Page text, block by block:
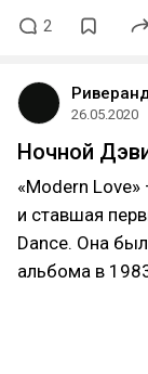
2
26.05.2020
Ночной
«Modern
и ставшая
Dance. Она
альбома в